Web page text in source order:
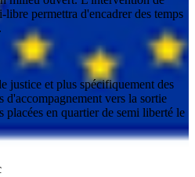
libre permettra d'encadrer des temps
justice et plus spécifiquement des
d'accompagnement vers la sortie
placées en quartier de semi liberté le